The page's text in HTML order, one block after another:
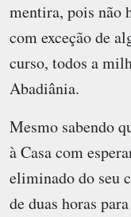
mentira, pois não
com exceção de
curso, todos a
Abadiânia.
Mesmo sabendo
à Casa com
eliminado do seu
de duas horas